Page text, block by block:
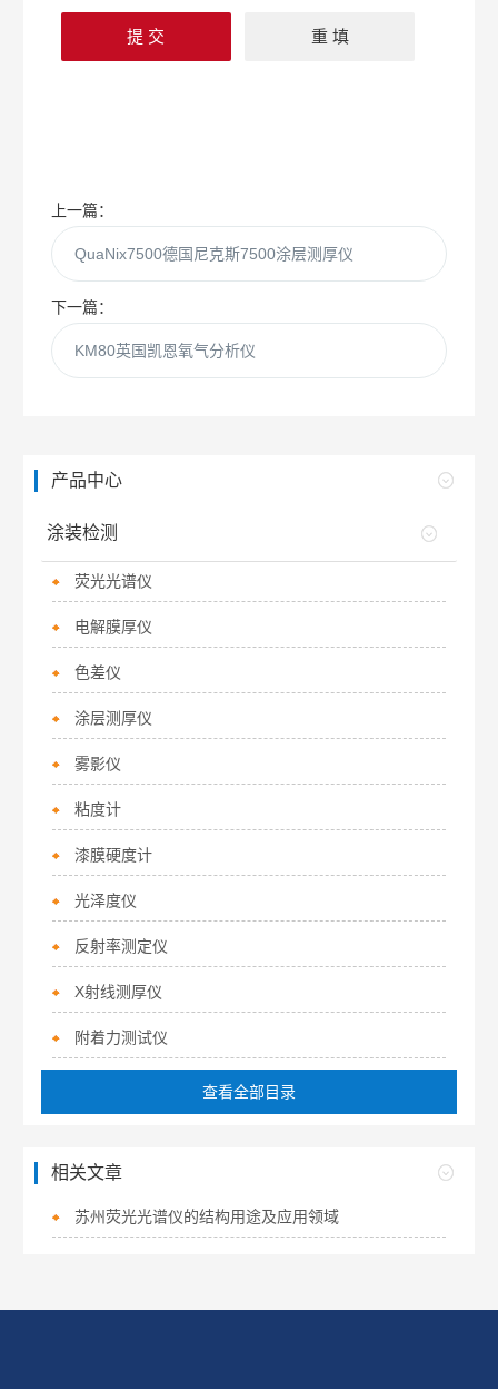
上一篇：
QuaNix7500德国尼克斯7500涂层测厚仪
下一篇：
KM80英国凯恩氧气分析仪
产品中心
涂装检测
荧光光谱仪
电解膜厚仪
色差仪
涂层测厚仪
雾影仪
粘度计
漆膜硬度计
光泽度仪
反射率测定仪
X射线测厚仪
附着力测试仪
查看全部目录
相关文章
苏州荧光光谱仪的结构用途及应用领域